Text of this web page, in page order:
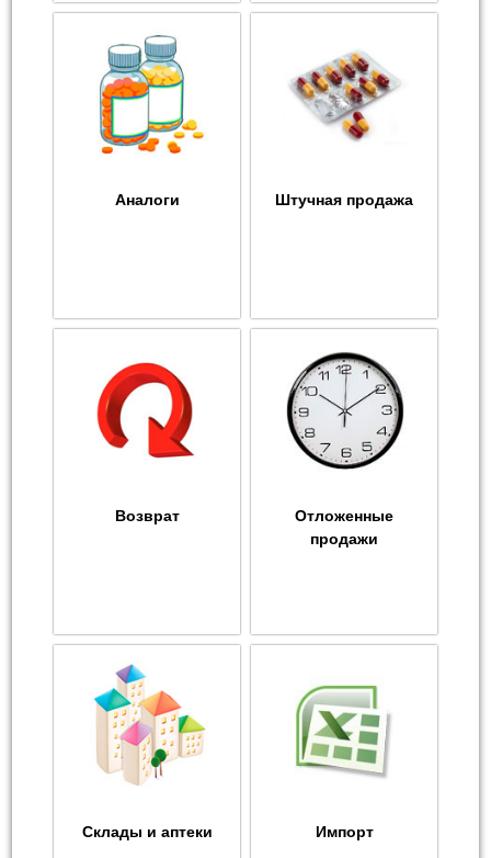
Аналоги Штучная продажа
Возврат
Отложенные
продажи
Склады и аптеки Импорт